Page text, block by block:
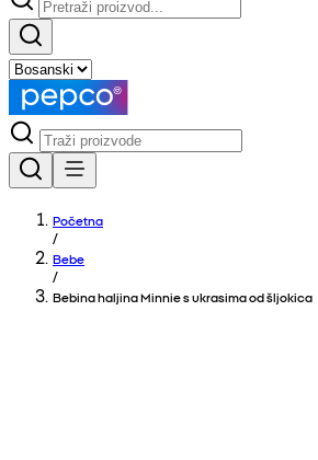
Početna
/
Bebe
/
Bebina haljina Minnie s ukrasima od šljokica